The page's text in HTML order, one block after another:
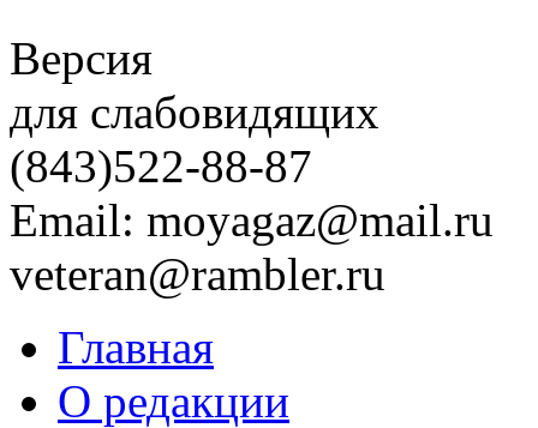
Версия
для слабовидящих
(843)522-88-87
Email: moyagaz@mail.ru
veteran@rambler.ru
Главная
О редакции